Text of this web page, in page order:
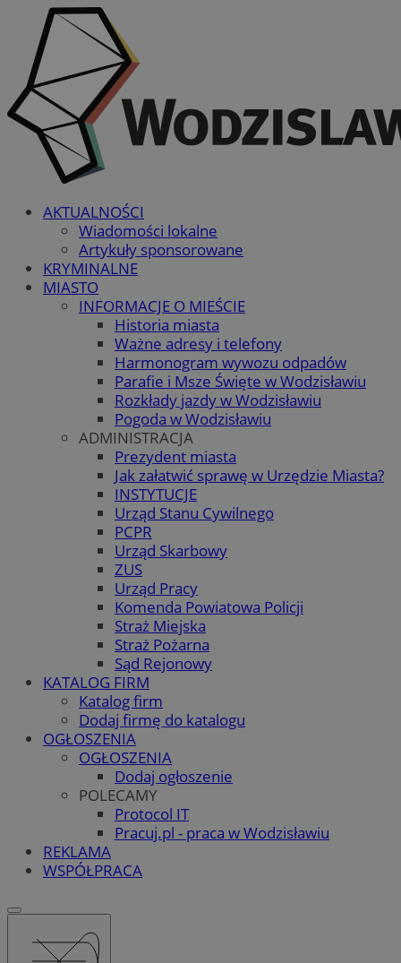
AKTUALNOŚCI
Wiadomości lokalne
Artykuły sponsorowane
KRYMINALNE
MIASTO
INFORMACJE O MIEŚCIE
Historia miasta
Ważne adresy i telefony
Harmonogram wywozu odpadów
Parafie i Msze Święte w Wodzisławiu
Rozkłady jazdy w Wodzisławiu
Pogoda w Wodzisławiu
ADMINISTRACJA
Prezydent miasta
Jak załatwić sprawę w Urzędzie Miasta?
INSTYTUCJE
Urząd Stanu Cywilnego
PCPR
Urząd Skarbowy
ZUS
Urząd Pracy
Komenda Powiatowa Policji
Straż Miejska
Straż Pożarna
Sąd Rejonowy
KATALOG FIRM
Katalog firm
Dodaj firmę do katalogu
OGŁOSZENIA
OGŁOSZENIA
Dodaj ogłoszenie
POLECAMY
Protocol IT
Pracuj.pl - praca w Wodzisławiu
REKLAMA
WSPÓŁPRACA